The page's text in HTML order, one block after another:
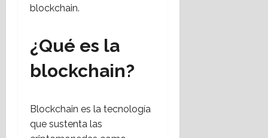
blockchain.
¿Qué es la
blockchain?
Blockchain es la tecnología
que sustenta las